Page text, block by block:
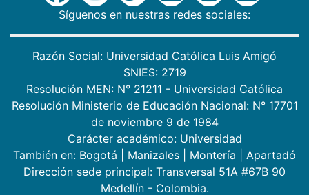
Síguenos en nuestras redes sociales:
Razón Social: Universidad Católica Luis Amigó
SNIES: 2719
Resolución MEN: N° 21211 - Universidad Católica
Resolución Ministerio de Educación Nacional: N° 17701
de noviembre 9 de 1984
Carácter académico: Universidad
También en: Bogotá Manizales Montería
Apartadó
Dirección sede principal: Transversal 51A #67B 90
Medellín - Colombia.